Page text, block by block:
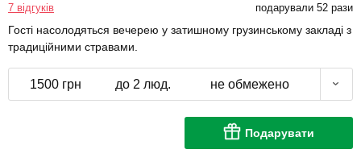
7 відгуків подарували 52 рази
Гості насолодяться вечерею у затишному грузинському закладі з
традиційними стравами.
1500 грн до 2 люд. не обмежено
Подарувати